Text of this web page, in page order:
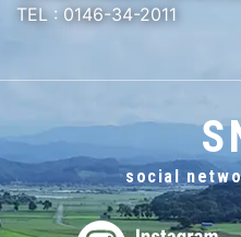
TEL : 0146-34-2011
social